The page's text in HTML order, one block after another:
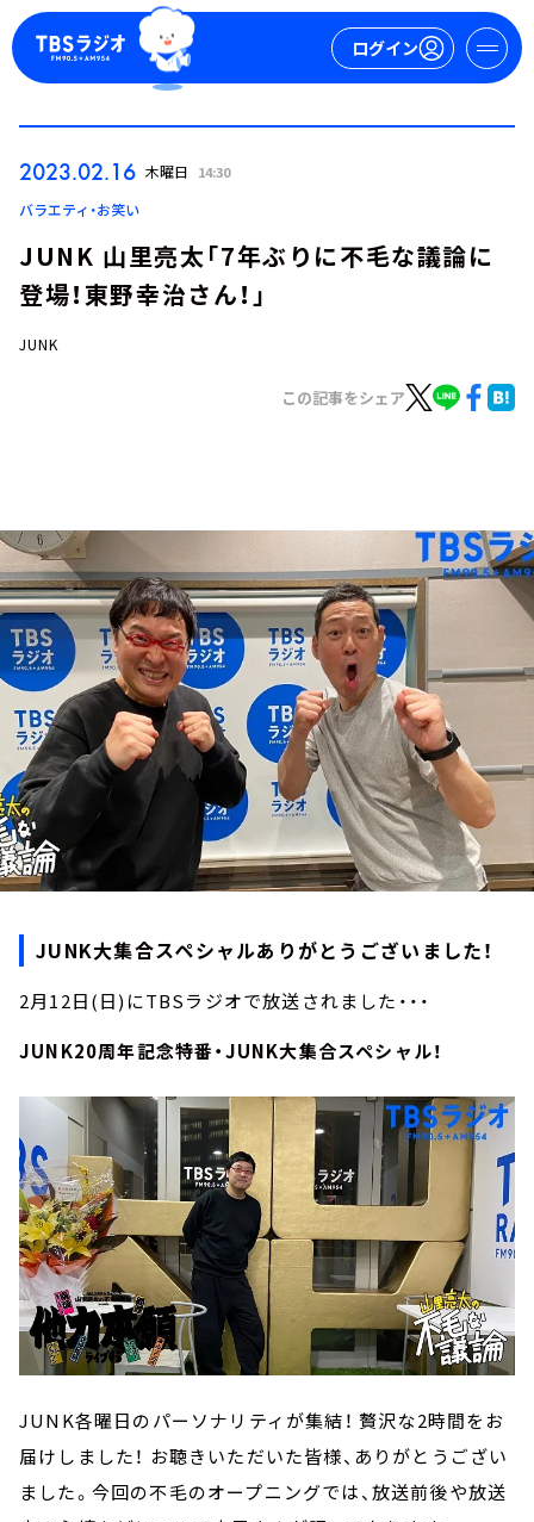
ログイン
ログイン
お知らせ
イベント・グッズ
YouTube
会社情報
2023.02.16 木曜日 14:30
バラエティ・お笑い
JUNK 山里亮太「7年ぶりに不毛な議論に
登場！東野幸治さん！」
JUNK
この記事をシェア
JUNK大集合スペシャルありがとうございました！
2月12日(日)にTBSラジオで放送されました・・・
JUNK20周年記念特番・JUNK大集合スペシャル！
JUNK各曜日のパーソナリティが集結！ 贅沢な2時間をお
届けしました！ お聴きいただいた皆様、ありがとうござい
ました。今回の不毛のオープニングでは、放送前後や放送